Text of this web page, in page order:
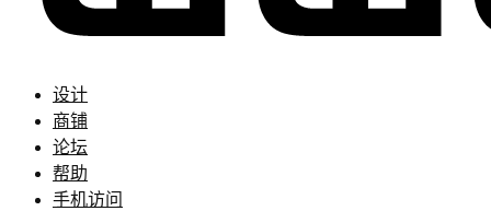
设计
商铺
论坛
帮助
手机访问